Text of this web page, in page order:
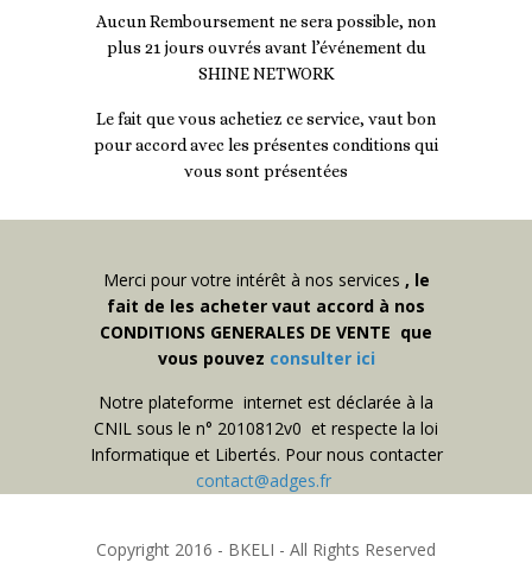
Aucun Remboursement ne sera possible, non
plus 21 jours ouvrés avant l’événement du
SHINE NETWORK
Le fait que vous achetiez ce service, vaut bon
pour accord avec les présentes conditions qui
vous sont présentées
Merci pour votre intérêt à nos services , le
fait de les acheter vaut accord à nos
CONDITIONS GENERALES DE VENTE que
vous pouvez consulter ici
Notre plateforme internet est déclarée à la
CNIL sous le n° 2010812v0 et respecte la loi
Informatique et Libertés. Pour nous contacter
contact@adges.fr
Copyright 2016 - BKELI - All Rights Reserved